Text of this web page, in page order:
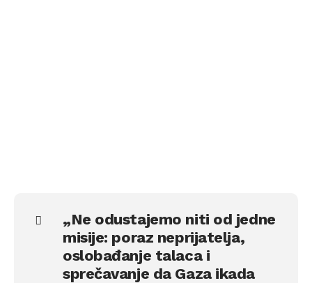
„Ne odustajemo niti od jedne
misije: poraz neprijatelja,
oslobađanje talaca i
sprečavanje da Gaza ikada